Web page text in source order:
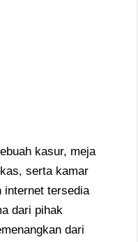
kasur, meja
serta kamar
tersedia
dari pihak
dari